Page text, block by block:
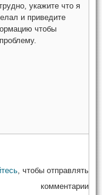
укажите что я
и приведите
чтобы
, чтобы отправлять
комментарии